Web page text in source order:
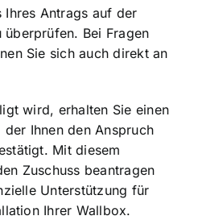
Ihres Antrags auf der
überprüfen. Bei Fragen
Sie sich auch direkt an
wird, erhalten Sie einen
Ihnen den Anspruch
Mit diesem
Zuschuss beantragen
Unterstützung für
Ihrer Wallbox.